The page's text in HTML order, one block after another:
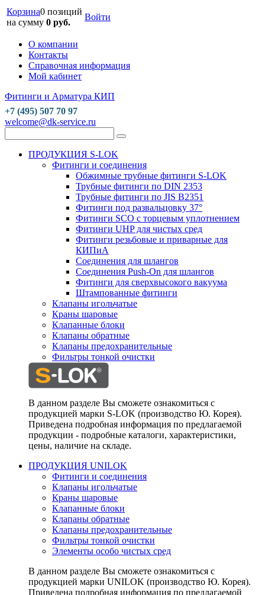
Корзина0 позиций
на сумму 0 руб.
Войти
О компании
Контакты
Справочная информация
Мой кабинет
Фитинги и Арматура КИП
+7 (495) 507 70 97
welcome@dk-service.ru
ПРОДУКЦИЯ S-LOK
Фитинги и соединения
Обжимные трубные фитинги S-LOK
Трубные фитинги по DIN 2353
Трубные фитинги по JIS B2351
Фитинги под развальцовку 37°
Фитинги SCO с торцевым уплотнением
Фитинги UHP для чистых сред
Фитинги резьбовые и приварные для
КИПиА
Соединения для шлангов
Соединения Push-On для шлангов
Фитинги для сверхвысокого вакуума
Штампованные фитинги
Клапаны игольчатые
Краны шаровые
Клапанные блоки
Клапаны обратные
Клапаны предохранительные
Фильтры тонкой очистки
В данном разделе Вы сможете ознакомиться с
продукцией марки S-LOK (производство Ю. Корея).
Приведена подробная информация по предлагаемой
продукции - подробные каталоги, характеристики,
цены, наличие на складе.
ПРОДУКЦИЯ UNILOK
Фитинги и соединения
Клапаны игольчатые
Краны шаровые
Клапанные блоки
Клапаны обратные
Клапаны предохранительные
Фильтры тонкой очистки
Элементы особо чистых сред
В данном разделе Вы сможете ознакомиться с
продукцией марки UNILOK (производство Ю. Корея).
Приведена подробная информация по предлагаемой